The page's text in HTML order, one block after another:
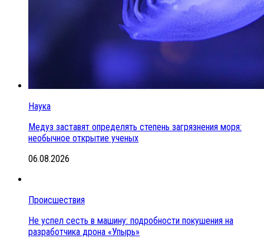
Наука
Медуз заставят определять степень загрязнения моря:
необычное открытие ученых
06.08.2026
Происшествия
Не успел сесть в машину: подробности покушения на
разработчика дрона «Упырь»